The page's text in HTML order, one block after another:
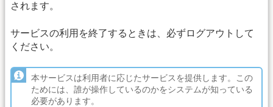
されます。
サービスの利用を終了するときは、必ずログアウトして
ください。
本サービスは利用者に応じたサービスを提供します。この
ためには、誰が操作しているのかをシステムが知っている
必要があります。